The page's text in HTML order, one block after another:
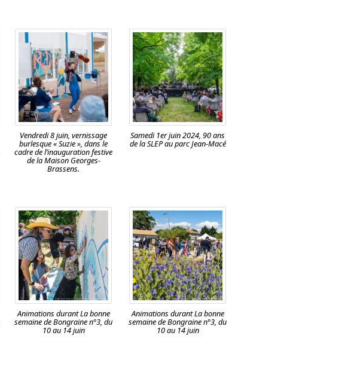
Vendredi 8 juin, vernissage
burlesque « Suzie », dans le
cadre de l’inauguration festive
de la Maison Georges-
Brassens.
Samedi 1er juin 2024, 90 ans
de la SLEP au parc Jean-Macé
Animations durant La bonne
semaine de Bongraine n°3, du
10 au 14 juin
Animations durant La bonne
semaine de Bongraine n°3, du
10 au 14 juin